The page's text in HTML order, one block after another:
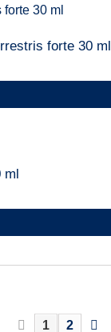
forte 30 ml
ml
1 2